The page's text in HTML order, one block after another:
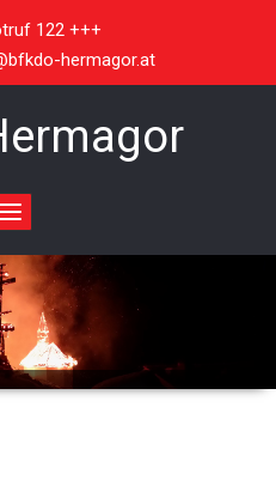
122 +++
hermagor.at
Toggle
navigation